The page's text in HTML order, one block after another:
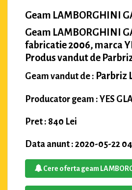
Geam LAMBORGHINI
Geam LAMBORGHINI
fabricatie 2006, marca
Produs vandut de
Geam vandut de : Parbriz
Producator geam : YES
Pret : 840 Lei
Data anunt : 2020-05-22
Cere oferta geam